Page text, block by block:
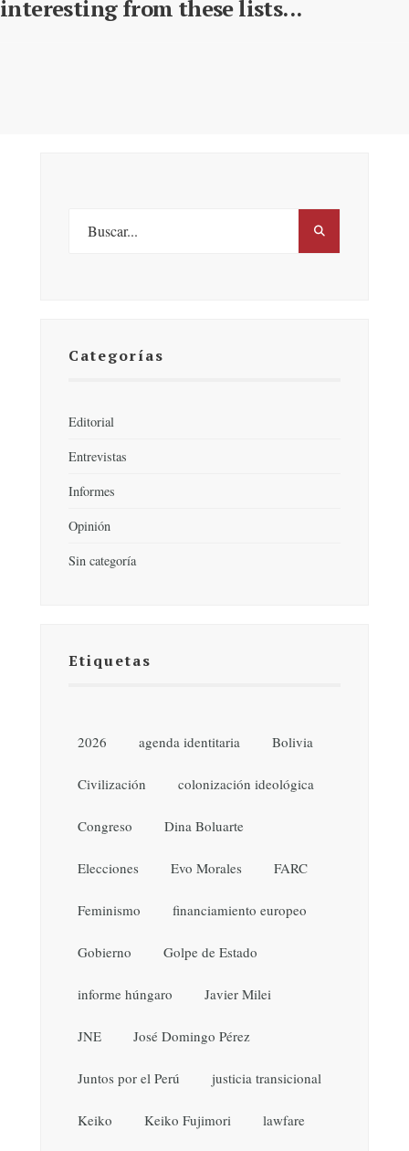
interesting from these lists...
Categorías
Editorial
Entrevistas
Informes
Opinión
Sin categoría
Etiquetas
2026 agenda identitaria Bolivia
Civilización colonización ideológica
Congreso Dina Boluarte
Elecciones Evo Morales FARC
Feminismo financiamiento europeo
Gobierno Golpe de Estado
informe húngaro Javier Milei
JNE José Domingo Pérez
Juntos por el Perú justicia transicional
Keiko Keiko Fujimori lawfare